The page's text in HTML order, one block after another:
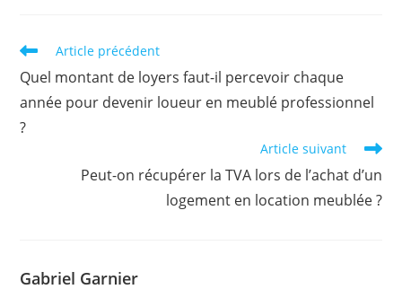
Read
articles
Article précédent
Quel montant de loyers faut-il percevoir chaque
année pour devenir loueur en meublé professionnel
?
Article suivant
Peut-on récupérer la TVA lors de l’achat d’un
logement en location meublée ?
Gabriel Garnier